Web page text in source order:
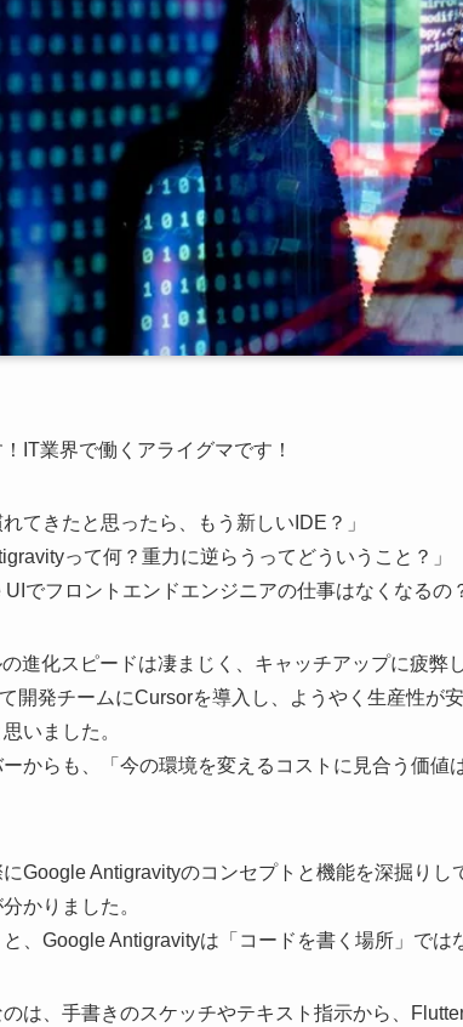
IT業界で働くアライグマです！
れてきたと思ったら、もう新しいIDE？」
って何？重力に逆らうってどういうこと？」
UIでフロントエンドエンジニアの仕事はなくなるの
進化スピードは凄まじく、キャッチアップに疲弊
開発チームにCursorを導入し、ようやく生産性が
いました。
からも、「今の環境を変えるコストに見合う価値
にGoogle Antigravityのコンセプトと機能を深掘り
かりました。
、Google Antigravityは「コードを書く場所」では
は、手書きのスケッチやテキスト指示から、